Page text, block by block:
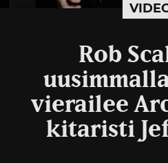
Rob
vierailee
kitaristi